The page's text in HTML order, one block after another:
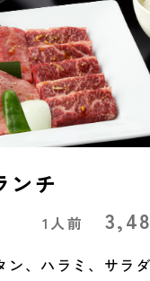
ンチ
1人前
ン、ハラミ、サラ